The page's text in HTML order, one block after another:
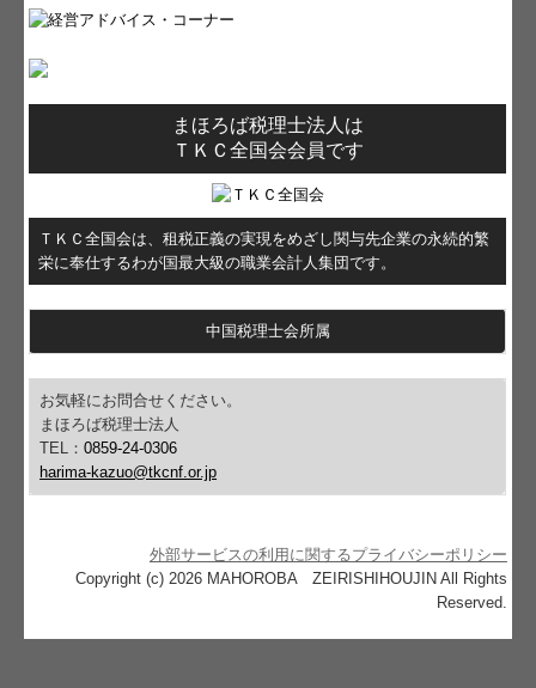
まほろば税理士法人は
ＴＫＣ全国会会員です
ＴＫＣ全国会は、租税正義の実現をめざし関与先企業の永続的繁
栄に奉仕するわが国最大級の職業会計人集団です。
中国税理士会所属
お気軽にお問合せください。
まほろば税理士法人
TEL：0859-24-0306
harima-kazuo@tkcnf.or.jp
外部サービスの利用に関するプライバシーポリシー
Copyright (c) 2026 MAHOROBA ZEIRISHIHOUJIN All Rights
Reserved.